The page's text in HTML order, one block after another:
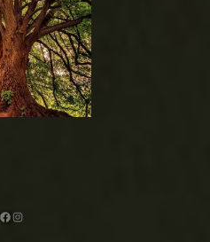
Facebook
Instagram